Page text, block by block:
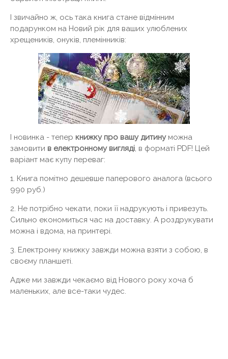
І звичайно ж, ось така книга стане відмінним
подарунком на Новий рік для ваших улюблених
хрещеників, онуків, племінників:
І новинка - тепер книжку про вашу дитинуможна
замовити в електронному вигляді, в форматі PDF! Цей
варіант має купу переваг:
1. Книга помітно дешевше паперового аналога (всього
990 руб.)
2. Не потрібно чекати, поки її надрукують і привезуть.
Сильно економиться час на доставку. А роздрукувати
можна і вдома, на принтері.
3. Електронну книжку завжди можна взяти з собою, в
своєму планшеті.
Адже ми завжди чекаємо від Нового року хоча б
маленьких, але все-таки чудес.